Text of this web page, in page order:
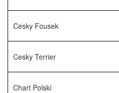
Cesky Fousek
Cesky Terrier
Chart Polski